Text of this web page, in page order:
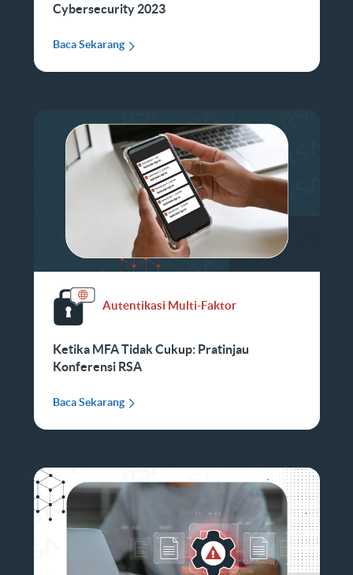
Cybersecurity 2023
Baca Sekarang
Autentikasi Multi-Faktor
Ketika MFA Tidak Cukup: Pratinjau
Konferensi RSA
Baca Sekarang